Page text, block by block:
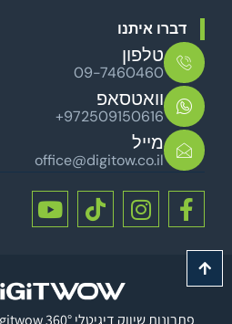
דברו איתנו
טלפון
09-7460460
וואטסאפ
+972509150616
מייל
office@digitow.co.il